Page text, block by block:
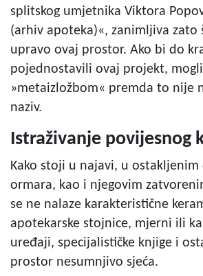
splitskog umjetnika Viktora
(arhiv apoteka)«, zanimljiva zato
upravo ovaj prostor. Ako bi do
pojednostavili ovaj projekt,
»metaizložbom« premda to nije
naziv.
Istraživanje povijesnog
Kako stoji u najavi, u
ormara, kao i njegovim
se ne nalaze karakteristične
apotekarske stojnice, mjerni ili
uređaji, specijalističke knjige i
prostor nesumnjivo sjeća.